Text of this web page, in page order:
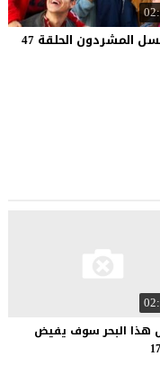
المشردون الحلقة 47
البحر سوف يفيض